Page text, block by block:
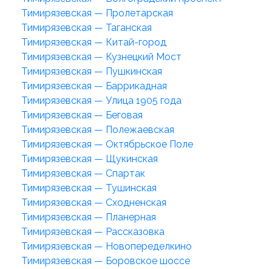
Тимирязевская — Пролетарская
Тимирязевская — Таганская
Тимирязевская — Китай-город
Тимирязевская — Кузнецкий Мост
Тимирязевская — Пушкинская
Тимирязевская — Баррикадная
Тимирязевская — Улица 1905 года
Тимирязевская — Беговая
Тимирязевская — Полежаевская
Тимирязевская — Октябрьское Поле
Тимирязевская — Щукинская
Тимирязевская — Спартак
Тимирязевская — Тушинская
Тимирязевская — Сходненская
Тимирязевская — Планерная
Тимирязевская — Рассказовка
Тимирязевская — Новопеределкино
Тимирязевская — Боровское шоссе